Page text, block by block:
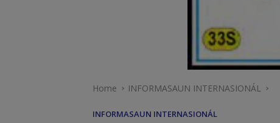
Home INFORMASAUN INTERNASIONÁL
INFORMASAUN INTERNASIONÁL